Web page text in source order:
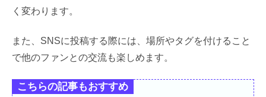
く変わります。
また、SNSに投稿する際には、場所やタグを付けること
で他のファンとの交流も楽しめます。
こちらの記事もおすすめ